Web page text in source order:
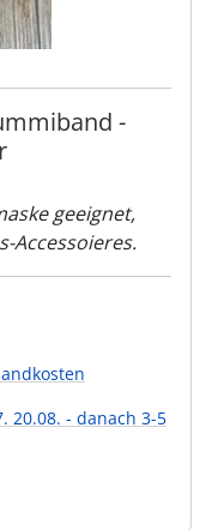
-
geeignet,
Accessoieres.
20.08. - danach 3-5